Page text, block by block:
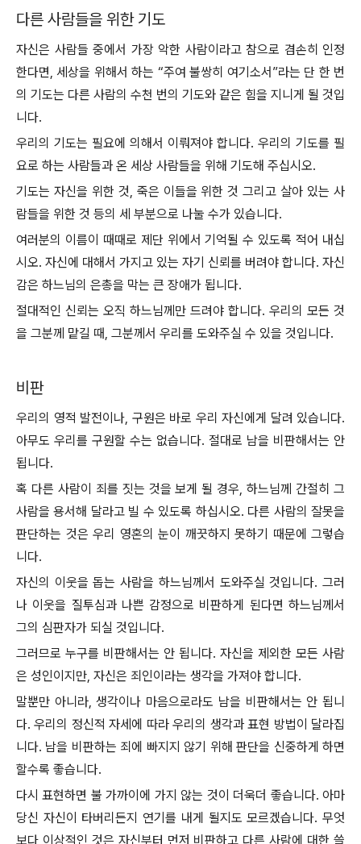
다른 사람들을 위한 기도
자신은 사람들 중에서 가장 악한 사람이라고 참으로 겸손히 인정
한다면, 세상을 위해서 하는 “주여 불쌍히 여기소서”라는 단 한 번
의 기도는 다른 사람의 수천 번의 기도와 같은 힘을 지니게 될 것입
니다.
우리의 기도는 필요에 의해서 이뤄져야 합니다. 우리의 기도를 필
요로 하는 사람들과 온 세상 사람들을 위해 기도해 주십시오.
기도는 자신을 위한 것, 죽은 이들을 위한 것 그리고 살아 있는 사
람들을 위한 것 등의 세 부분으로 나눌 수가 있습니다.
여러분의 이름이 때때로 제단 위에서 기억될 수 있도록 적어 내십
시오. 자신에 대해서 가지고 있는 자기 신뢰를 버려야 합니다. 자신
감은 하느님의 은총을 막는 큰 장애가 됩니다.
절대적인 신뢰는 오직 하느님께만 드려야 합니다. 우리의 모든 것
을 그분께 맡길 때, 그분께서 우리를 도와주실 수 있을 것입니다.
비판
우리의 영적 발전이나, 구원은 바로 우리 자신에게 달려 있습니다.
아무도 우리를 구원할 수는 없습니다. 절대로 남을 비판해서는 안
됩니다.
혹 다른 사람이 죄를 짓는 것을 보게 될 경우, 하느님께 간절히 그
사람을 용서해 달라고 빌 수 있도록 하십시오. 다른 사람의 잘못을
판단하는 것은 우리 영혼의 눈이 깨끗하지 못하기 때문에 그렇습
니다.
자신의 이웃을 돕는 사람을 하느님께서 도와주실 것입니다. 그러
나 이웃을 질투심과 나쁜 감정으로 비판하게 된다면 하느님께서
그의 심판자가 되실 것입니다.
그러므로 누구를 비판해서는 안 됩니다. 자신을 제외한 모든 사람
은 성인이지만, 자신은 죄인이라는 생각을 가져야 합니다.
말뿐만 아니라, 생각이나 마음으로라도 남을 비판해서는 안 됩니
다. 우리의 정신적 자세에 따라 우리의 생각과 표현 방법이 달라집
니다. 남을 비판하는 죄에 빠지지 않기 위해 판단을 신중하게 하면
할수록 좋습니다.
다시 표현하면 불 가까이에 가지 않는 것이 더욱더 좋습니다. 아마
당신 자신이 타버리든지 연기를 내게 될지도 모르겠습니다. 무엇
보다 이상적인 것은 자신부터 먼저 비판하고 다른 사람에 대한 쓸